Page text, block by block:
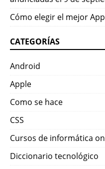
Cómo elegir el mejor
CATEGORÍAS
Android
Apple
Como se hace
CSS
Cursos de informática
Diccionario tecnológico